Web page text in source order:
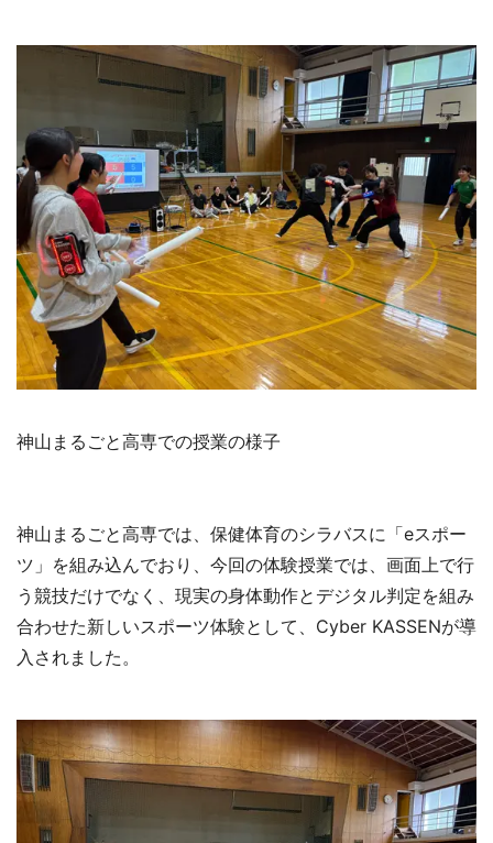
神山まるごと高専での授業の様子
神山まるごと高専では、保健体育のシラバスに「eスポー
ツ」を組み込んでおり、今回の体験授業では、画面上で行
う競技だけでなく、現実の身体動作とデジタル判定を組み
合わせた新しいスポーツ体験として、Cyber KASSENが導
入されました。